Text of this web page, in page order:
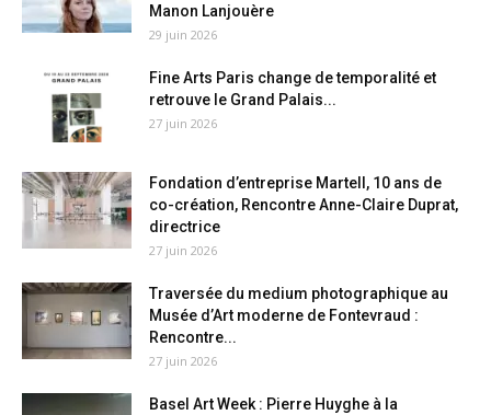
Manon Lanjouère
29 juin 2026
Fine Arts Paris change de temporalité et
retrouve le Grand Palais...
27 juin 2026
Fondation d’entreprise Martell, 10 ans de
co-création, Rencontre Anne-Claire Duprat,
directrice
27 juin 2026
Traversée du medium photographique au
Musée d’Art moderne de Fontevraud :
Rencontre...
27 juin 2026
Basel Art Week : Pierre Huyghe à la